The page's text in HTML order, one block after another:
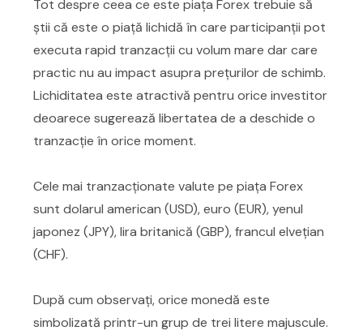
Tot despre ceea ce este piața Forex trebuie să
știi că este o piață lichidă în care participanții pot
executa rapid tranzacții cu volum mare dar care
practic nu au impact asupra prețurilor de schimb.
Lichiditatea este atractivă pentru orice investitor
deoarece sugerează libertatea de a deschide o
tranzacție în orice moment.
Cele mai tranzacționate valute pe piața Forex
sunt dolarul american (USD), euro (EUR), yenul
japonez (JPY), lira britanică (GBP), francul elvețian
(CHF).
După cum observați, orice monedă este
simbolizată printr-un grup de trei litere majuscule.